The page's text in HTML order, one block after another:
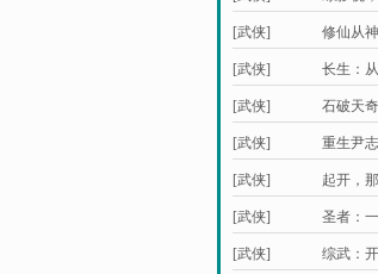
[武侠] 修仙从
[武侠] 长生：
[武侠] 石破天奇
[武侠] 重生尹
[武侠] 起开，
[武侠] 圣者：
[武侠] 综武：